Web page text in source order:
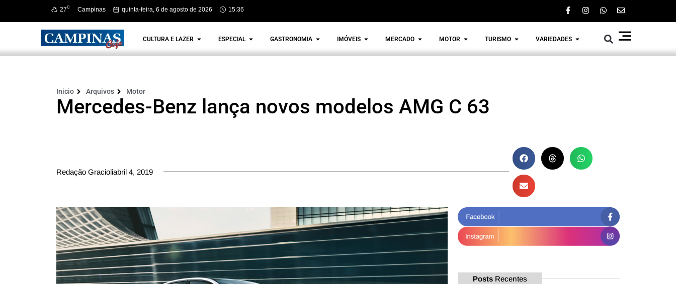
27C Campinas quinta-feira, 6 de agosto de 2026 15:36
CULTURA E LAZER ESPECIAL GASTRONOMIA IMÓVEIS MERCADO MOTOR TURISMO VARIEDADES
Inicio Arquivos Motor
Mercedes-Benz lança novos modelos AMG C 63
Redação Gracioliabril 4, 2019
Posts Recentes